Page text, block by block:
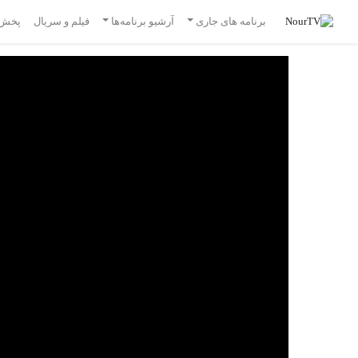
برنامه های جاری آرشیو برنامه‌ها فیلم و سریال پخش